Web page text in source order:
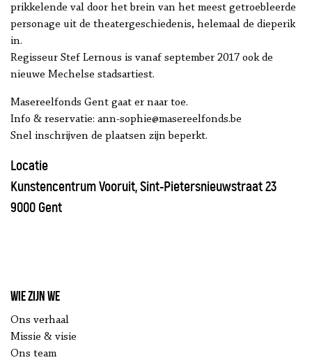
prikkelende val door het brein van het meest getroebleerde
personage uit de theatergeschiedenis, helemaal de dieperik
in.
Regisseur Stef Lernous is vanaf september 2017 ook de
nieuwe Mechelse stadsartiest.
Masereelfonds Gent gaat er naar toe.
Info & reservatie: ann-sophie@masereelfonds.be
Snel inschrijven de plaatsen zijn beperkt.
Locatie
Kunstencentrum Vooruit, Sint-Pietersnieuwstraat 23
9000 Gent
Wie zijn we
Ons verhaal
Missie & visie
Ons team